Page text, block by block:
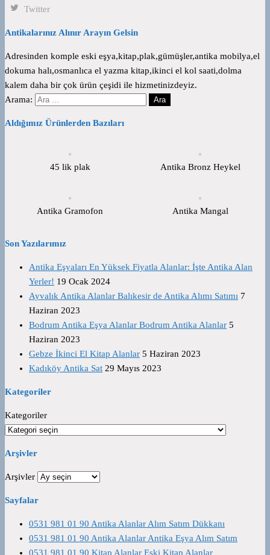
Twitter
Antikalarınız Alınır Arayın Gelsin
Adresinden komple eski eşya,kitap,plak,gümüşler,antika mobilya,el
dokuma halı,osmanlıca el yazma kitap,ikinci el kol saati,dolma
kalem daha bir çok ürün çeşidi ile hizmetinizdeyiz.
Arama:
Aldığımız Ürünlerden Bazıları
45 lik plak Antika Bronz Heykel
Antika Gramofon Antika Mangal
Son Yazılarımız
Antika Eşyaları En Yüksek Fiyatla Alanlar: İşte Antika Alan
Yerler! 19 Ocak 2024
Ayvalık Antika Alanlar Balıkesir de Antika Alımı Satımı 7
Haziran 2023
Bodrum Antika Eşya Alanlar Bodrum Antika Alanlar 5
Haziran 2023
Gebze İkinci El Kitap Alanlar 5 Haziran 2023
Kadıköy Antika Sat 29 Mayıs 2023
Kategoriler
Kategoriler
Arşivler
Arşivler
Sayfalar
0531 981 01 90 Antika Alanlar Alım Satım Dükkanı
0531 981 01 90 Antika Alanlar Antika Eşya Alım Satım
0531 981 01 90 Kitap Alanlar Eski Kitap Alanlar